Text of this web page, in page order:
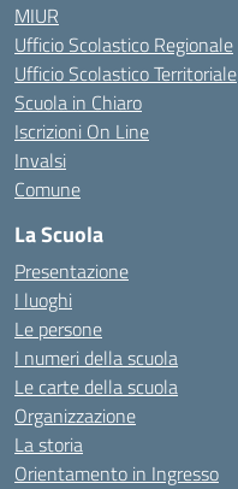
MIUR
Ufficio Scolastico Regionale
Ufficio Scolastico Territoriale
Scuola in Chiaro
Iscrizioni On Line
Invalsi
Comune
La Scuola
Presentazione
I luoghi
Le persone
I numeri della scuola
Le carte della scuola
Organizzazione
La storia
Orientamento in Ingresso